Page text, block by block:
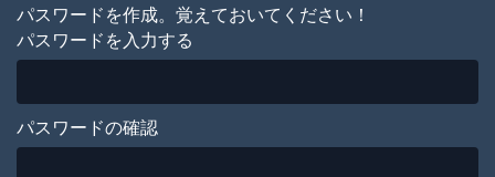
パスワードを作成。覚えておいてください！
パスワードを入力する
パスワードの確認